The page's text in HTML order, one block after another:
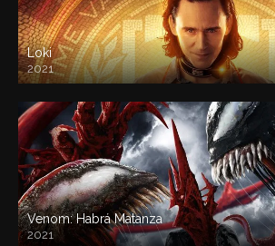
Loki
2021
Venom: Habrá Matanza
2021